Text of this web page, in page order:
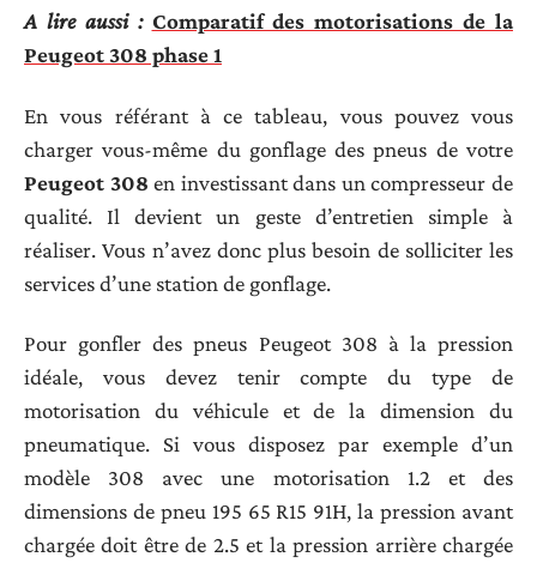
A lire aussi : Comparatif des motorisations de la
Peugeot 308 phase 1
En vous référant à ce tableau, vous pouvez vous
charger vous-même du gonflage des pneus de votre
Peugeot 308 en investissant dans un compresseur de
qualité. Il devient un geste d’entretien simple à
réaliser. Vous n’avez donc plus besoin de solliciter les
services d’une station de gonflage.
Pour gonfler des pneus Peugeot 308 à la pression
idéale, vous devez tenir compte du type de
motorisation du véhicule et de la dimension du
pneumatique. Si vous disposez par exemple d’un
modèle 308 avec une motorisation 1.2 et des
dimensions de pneu 195 65 R15 91H, la pression avant
chargée doit être de 2.5 et la pression arrière chargée